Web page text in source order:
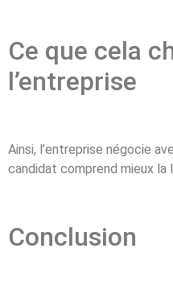
Ce que cela
l’entreprise
Ainsi, l’entreprise négocie
candidat comprend mieux la
Conclusion